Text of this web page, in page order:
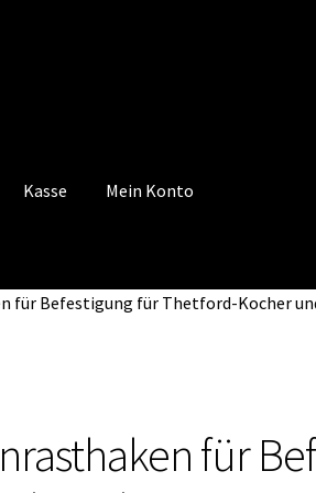
Kasse Mein Konto
für Befestigung für Thetford-Kocher
für